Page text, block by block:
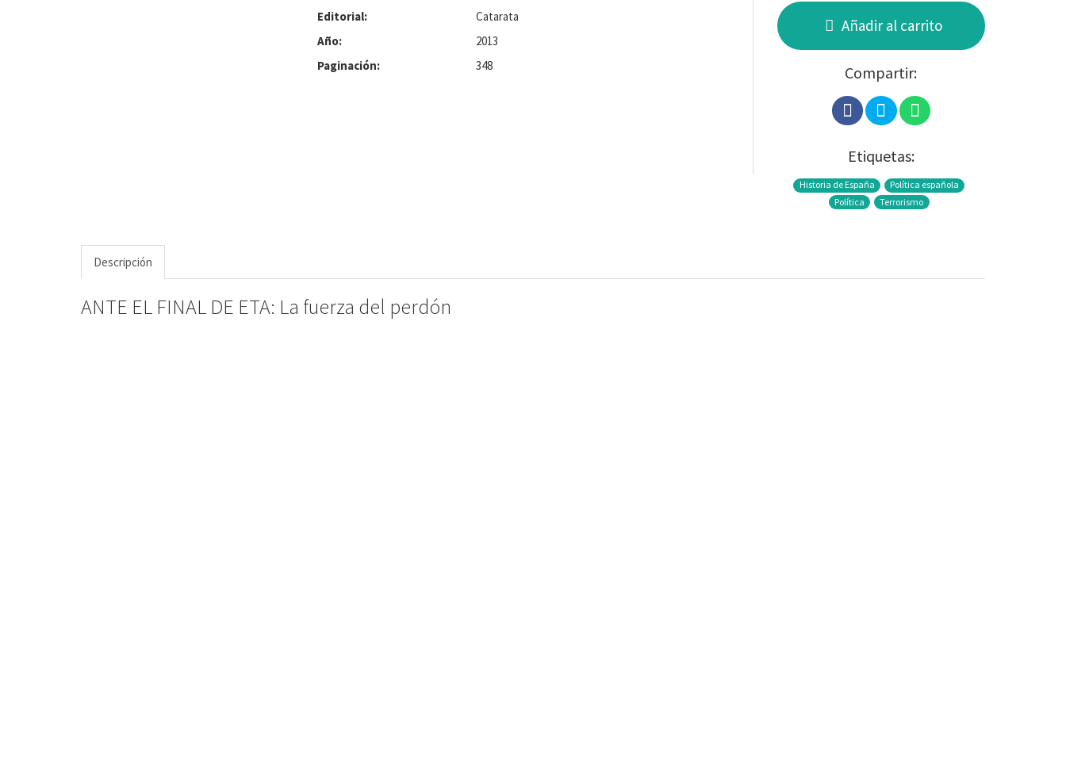
Editorial:
Catarata
Año:
2013
Paginación:
348
Añadir al carrito
Compartir:
Etiquetas:
Historia de España
Política española
Política
Terrorismo
Descripción
ANTE EL FINAL DE ETA: La fuerza del perdón